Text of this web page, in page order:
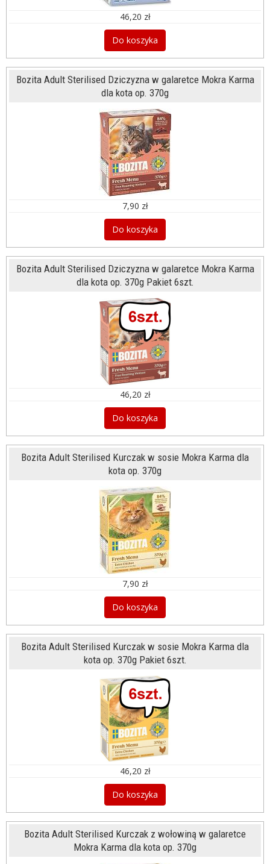
46,20 zł
Do koszyka
Bozita Adult Sterilised Dziczyzna w galaretce Mokra Karma
dla kota op. 370g
7,90 zł
Do koszyka
Bozita Adult Sterilised Dziczyzna w galaretce Mokra Karma
dla kota op. 370g Pakiet 6szt.
46,20 zł
Do koszyka
Bozita Adult Sterilised Kurczak w sosie Mokra Karma dla
kota op. 370g
7,90 zł
Do koszyka
Bozita Adult Sterilised Kurczak w sosie Mokra Karma dla
kota op. 370g Pakiet 6szt.
46,20 zł
Do koszyka
Bozita Adult Sterilised Kurczak z wołowiną w galaretce
Mokra Karma dla kota op. 370g